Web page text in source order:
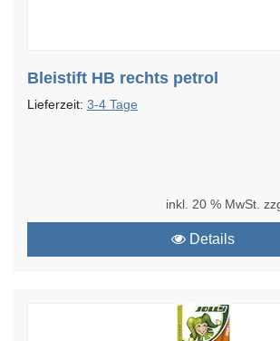
Bleistift HB rechts petrol
Lieferzeit: 3-4 Tage
inkl. 20 % MwSt.
Details